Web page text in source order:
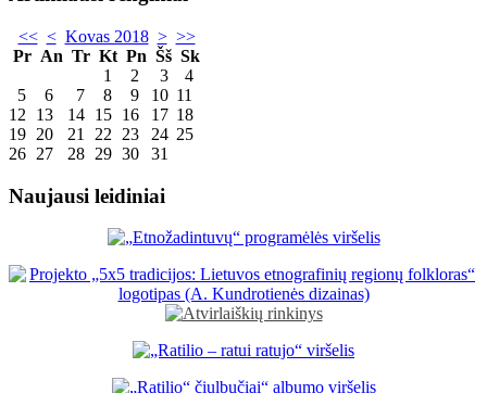
<< < Kovas 2018 > >>
Pr An Tr Kt Pn Šš Sk
1
2 3
4
5
6 7 8 9 10 11
12
13 14 15 16 17 18
19 20 21 22 23 24 25
26 27 28 29 30 31
Naujausi leidiniai